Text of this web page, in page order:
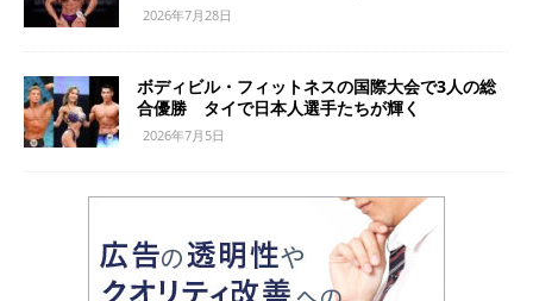
2026年7月28日
ボディビル・フィットネスの国際大会で3人の総
合優勝 タイで日本人選手たちが輝く
2026年7月5日